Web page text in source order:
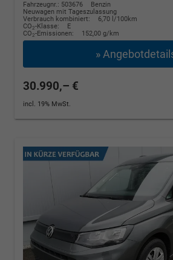
Fahrzeugnr.: 503676
Benzin
Neuwagen mit Tageszulassung
Verbrauch kombiniert:
6,70 l/100km
CO2-Klasse:
E
CO2-Emissionen: 152,00 g/km
»
30.990,– €
incl. 19% MwSt.